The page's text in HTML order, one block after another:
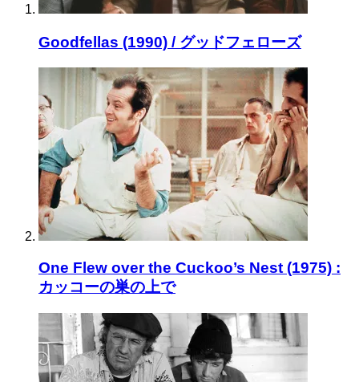
Goodfellas (1990) / グッドフェローズ
One Flew over the Cuckoo’s Nest (1975) :
カッコーの巣の上で